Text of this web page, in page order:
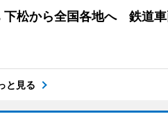
下松から全国各地へ 鉄道
と見る